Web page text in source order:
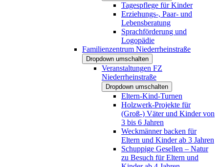
Tagespflege für Kinder
Erziehungs-, Paar- und
Lebensberatung
Sprachförderung und
Logopädie
Familienzentrum Niederrheinstraße
Dropdown umschalten
Veranstaltungen FZ
Niederrheinstraße
Dropdown umschalten
Eltern-Kind-Turnen
Holzwerk-Projekte für
(Groß-) Väter und Kinder von
3 bis 6 Jahren
Weckmänner backen für
Eltern und Kinder ab 3 Jahren
Schuppige Gesellen – Natur
zu Besuch für Eltern und